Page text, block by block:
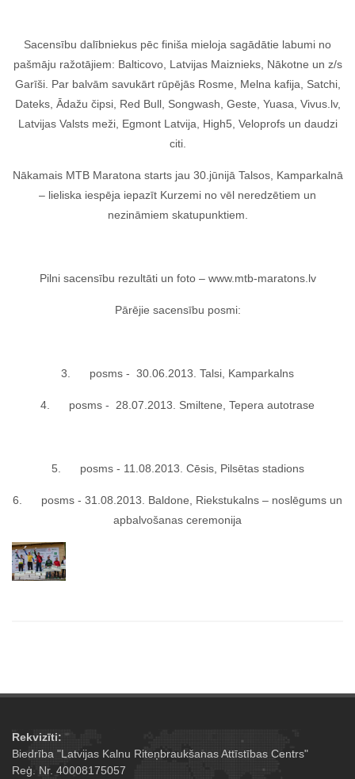
Sacensību dalībniekus pēc finiša mieloja sagādātie labumi no
pašmāju ražotājiem: Balticovo, Latvijas Maiznieks, Nākotne un z/s
Garīši. Par balvām savukārt rūpējās Rosme, Melna kafija, Satchi,
Dateks, Ādažu čipsi, Red Bull, Songwash, Geste, Yuasa, Vivus.lv,
Latvijas Valsts meži, Egmont Latvija, High5, Veloprofs un daudzi
citi.
Nākamais MTB Maratona starts jau 30.jūnijā Talsos, Kamparkalnā
– lieliska iespēja iepazīt Kurzemi no vēl neredzētiem un
nezināmiem skatupunktiem.
Pilni sacensību rezultāti un foto – www.mtb-maratons.lv
Pārējie sacensību posmi:
3. posms - 30.06.2013. Talsi, Kamparkalns
4. posms - 28.07.2013. Smiltene, Tepera autotrase
5. posms - 11.08.2013. Cēsis, Pilsētas stadions
6. posms - 31.08.2013. Baldone, Riekstukalns – noslēgums un
apbalvošanas ceremonija
Rekvizīti:
Biedrība "Latvijas Kalnu Riteņbraukšanas Attīstības Centrs"
Reģ. Nr. 40008175057